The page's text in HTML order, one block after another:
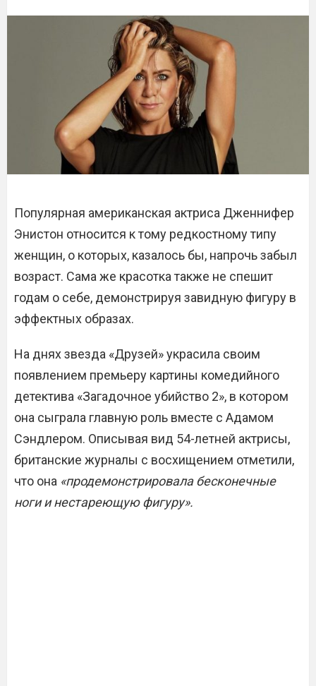
Популярная американская актриса Дженнифер
Энистон относится к тому редкостному типу
женщин, о которых, казалось бы, напрочь забыл
возраст. Сама же красотка также не спешит
годам о себе, демонстрируя завидную фигуру в
эффектных образах.
На днях звезда «Друзей» украсила своим
появлением премьеру картины комедийного
детектива «Загадочное убийство 2», в котором
она сыграла главную роль вместе с Адамом
Сэндлером. Описывая вид 54-летней актрисы,
британские журналы с восхищением отметили,
что она «продемонстрировала бесконечные
ноги и нестареющую фигуру».